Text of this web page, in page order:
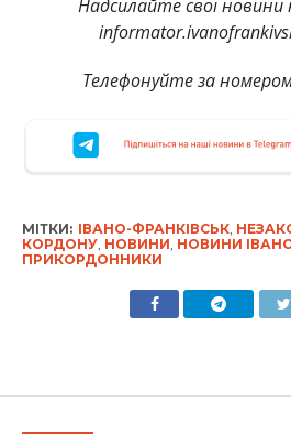
Надсилайте свої
Телефонуйте за
МІТКИ: ІВАНО-ФРАНКІВСЬК,
КОРДОНУ, НОВИНИ, НОВИНИ
ПРИКОРДОННИКИ